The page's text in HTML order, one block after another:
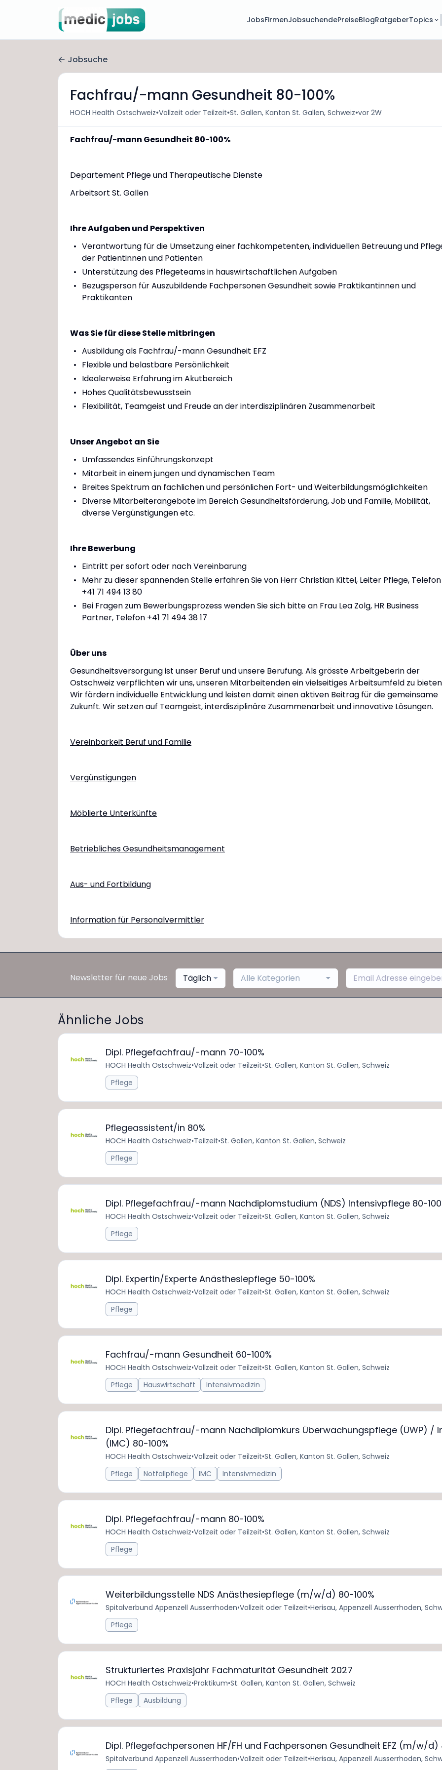
JobsFirmenJobsuchendePreiseBlogRatgeberTopics
Jobsuche
Fachfrau/-mann Gesundheit 80-100%
HOCH Health Ostschweiz•Vollzeit oder Teilzeit•St. Gallen, Kanton St. Gallen, Schweiz•vor 2W
Fachfrau/-mann Gesundheit 80-100%
Departement Pflege und Therapeutische Dienste
Arbeitsort St. Gallen
Ihre Aufgaben und Perspektiven
Verantwortung für die Umsetzung einer fachkompetenten, individuellen Betreuung und
der Patientinnen und Patienten
Unterstützung des Pflegeteams in hauswirtschaftlichen Aufgaben
Bezugsperson für Auszubildende Fachpersonen Gesundheit sowie Praktikantinnen und
Praktikanten
Was Sie für diese Stelle mitbringen
Ausbildung als Fachfrau/-mann Gesundheit EFZ
Flexible und belastbare Persönlichkeit
Idealerweise Erfahrung im Akutbereich
Hohes Qualitätsbewusstsein
Flexibilität, Teamgeist und Freude an der interdisziplinären Zusammenarbeit
Unser Angebot an Sie
Umfassendes Einführungskonzept
Mitarbeit in einem jungen und dynamischen Team
Breites Spektrum an fachlichen und persönlichen Fort- und Weiterbildungsmöglichkeiten
Diverse Mitarbeiterangebote im Bereich Gesundheitsförderung, Job und Familie, Mobilität,
diverse Vergünstigungen etc.
Ihre Bewerbung
Eintritt per sofort oder nach Vereinbarung
Mehr zu dieser spannenden Stelle erfahren Sie von Herr Christian Kittel, Leiter Pflege, Telefon
+41 71 494 13 80
Bei Fragen zum Bewerbungsprozess wenden Sie sich bitte an Frau Lea Zolg, HR Business
Partner, Telefon +41 71 494 38 17
Über uns
Gesundheitsversorgung ist unser Beruf und unsere Berufung. Als grösste Arbeitgeberin der
Ostschweiz verpflichten wir uns, unseren Mitarbeitenden ein vielseitiges Arbeitsumfeld zu
Wir fördern individuelle Entwicklung und leisten damit einen aktiven Beitrag für die gemeinsame
Zukunft. Wir setzen auf Teamgeist, interdisziplinäre Zusammenarbeit und innovative Lösungen.
Vereinbarkeit Beruf und Familie
Vergünstigungen
Möblierte Unterkünfte
Betriebliches Gesundheitsmanagement
Aus- und Fortbildung
Information für Personalvermittler
Newsletter für neue Jobs Täglich Alle Kategorien
Ähnliche Jobs
Dipl. Pflegefachfrau/-mann 70-100%
HOCH Health Ostschweiz•Vollzeit oder Teilzeit•St. Gallen, Kanton St. Gallen, Schweiz
Pflege
Pflegeassistent/in 80%
HOCH Health Ostschweiz•Teilzeit•St. Gallen, Kanton St. Gallen, Schweiz
Pflege
Dipl. Pflegefachfrau/-mann Nachdiplomstudium (NDS) Intensivpflege 80-
HOCH Health Ostschweiz•Vollzeit oder Teilzeit•St. Gallen, Kanton St. Gallen, Schweiz
Pflege
Dipl. Expertin/Experte Anästhesiepflege 50-100%
HOCH Health Ostschweiz•Vollzeit oder Teilzeit•St. Gallen, Kanton St. Gallen, Schweiz
Pflege
Fachfrau/-mann Gesundheit 60-100%
HOCH Health Ostschweiz•Vollzeit oder Teilzeit•St. Gallen, Kanton St. Gallen, Schweiz
Pflege
Hauswirtschaft Intensivmedizin
Dipl. Pflegefachfrau/-mann Nachdiplomkurs Überwachungspflege (ÜWP) /
(IMC) 80-100%
HOCH Health Ostschweiz•Vollzeit oder Teilzeit•St. Gallen, Kanton St. Gallen, Schweiz
Pflege
Notfallpflege IMC Intensivmedizin
Dipl. Pflegefachfrau/-mann 80-100%
HOCH Health Ostschweiz•Vollzeit oder Teilzeit•St. Gallen, Kanton St. Gallen, Schweiz
Pflege
Weiterbildungsstelle NDS Anästhesiepflege (m/w/d) 80-100%
Spitalverbund Appenzell Ausserrhoden•Vollzeit oder Teilzeit•Herisau, Appenzell Ausserrhoden,
Pflege
Strukturiertes Praxisjahr Fachmaturität Gesundheit 2027
HOCH Health Ostschweiz•Praktikum•St. Gallen, Kanton St. Gallen, Schweiz
Pflege
Ausbildung
Dipl. Pflegefachpersonen HF/FH und Fachpersonen Gesundheit EFZ (m/w/d)
Spitalverbund Appenzell Ausserrhoden•Vollzeit oder Teilzeit•Herisau, Appenzell Ausserrhoden,